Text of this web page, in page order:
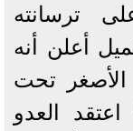
ترسانته
أعلن أنه
تحت
العدو